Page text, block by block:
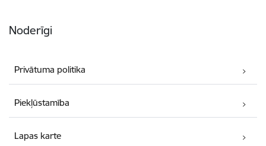
Noderīgi
Privātuma politika
Piekļūstamība
Lapas karte